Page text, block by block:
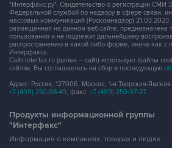
"Интерфакс.ру". Свидетельство о регистрации
Федеральной службой по надзору в сфере связи,
массовых коммуникаций (Роскомнадзор)
размещенная на данном веб-сайте, предназначена
пользования и не подлежит дальнейшему
распространению в какой-либо форме, иначе как с
Интерфакса.
Сайт Interfax.ru (далее – сайт) использует файлы
сайтом, Вы соглашаетесь на сбор и последующую
Адрес: Россия, 127006, Москва, 1-я Тверская-Ямская
+7 (499) 250-98-40, факс: +7 (499) 250-97-27
Продукты информационной группы
"Интерфакс"
Информация о компаниях, товарах и людях